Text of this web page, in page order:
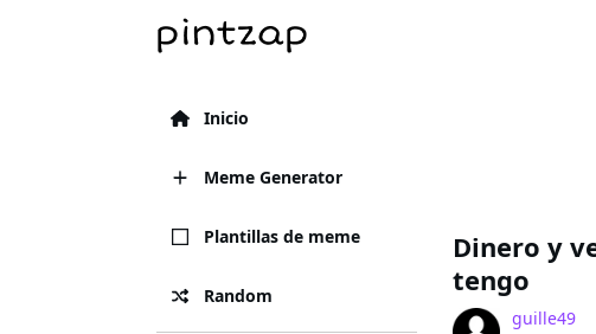
Inicio
Meme Generator
Plantillas de meme
Random
Dinero y
tengo
guille49